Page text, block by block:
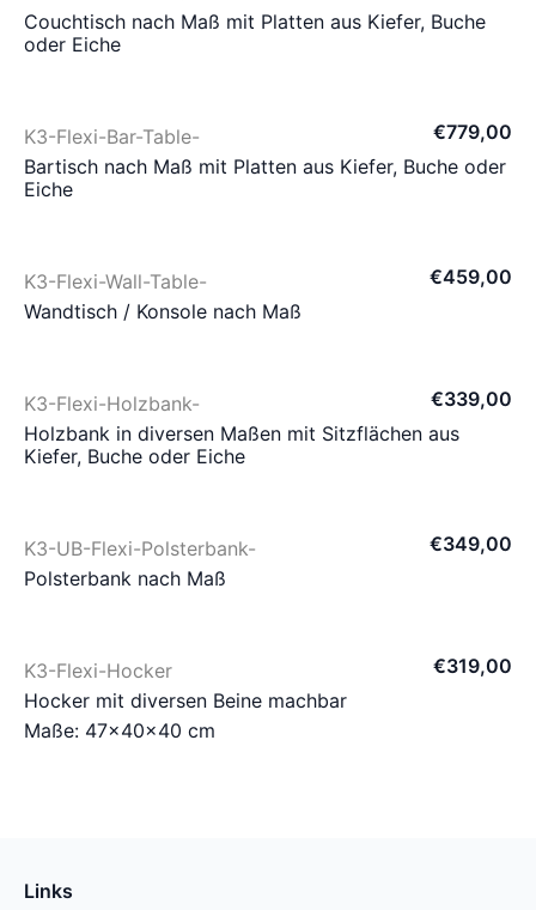
Couchtisch nach Maß mit Platten aus Kiefer, Buche
oder Eiche
K3-Flexi-Bar-Table- €779,00
Bartisch nach Maß mit Platten aus Kiefer, Buche oder
Eiche
K3-Flexi-Wall-Table- €459,00
Wandtisch / Konsole nach Maß
K3-Flexi-Holzbank- €339,00
Holzbank in diversen Maßen mit Sitzflächen aus
Kiefer, Buche oder Eiche
K3-UB-Flexi-Polsterbank- €349,00
Polsterbank nach Maß
K3-Flexi-Hocker €319,00
Hocker mit diversen Beine machbar
Maße: 47×40×40 cm
Links